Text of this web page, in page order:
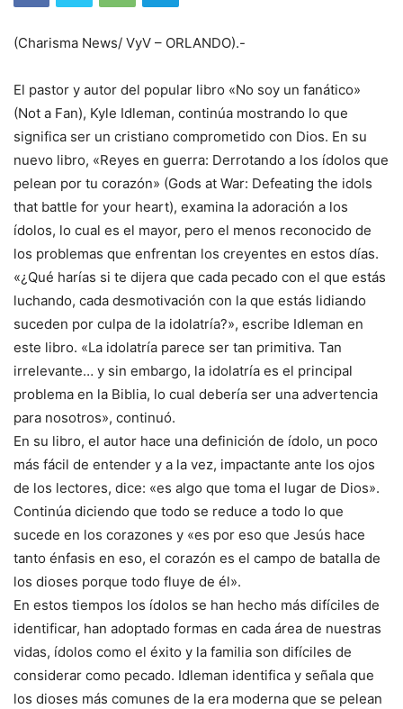
(Charisma News/ VyV – ORLANDO).-
El pastor y autor del popular libro «No soy un fanático»
(Not a Fan), Kyle Idleman, continúa mostrando lo que
significa ser un cristiano comprometido con Dios. En su
nuevo libro, «Reyes en guerra: Derrotando a los ídolos que
pelean por tu corazón» (Gods at War: Defeating the idols
that battle for your heart), examina la adoración a los
ídolos, lo cual es el mayor, pero el menos reconocido de
los problemas que enfrentan los creyentes en estos días.
«¿Qué harías si te dijera que cada pecado con el que estás
luchando, cada desmotivación con la que estás lidiando
suceden por culpa de la idolatría?», escribe Idleman en
este libro. «La idolatría parece ser tan primitiva. Tan
irrelevante… y sin embargo, la idolatría es el principal
problema en la Biblia, lo cual debería ser una advertencia
para nosotros», continuó.
En su libro, el autor hace una definición de ídolo, un poco
más fácil de entender y a la vez, impactante ante los ojos
de los lectores, dice: «es algo que toma el lugar de Dios».
Continúa diciendo que todo se reduce a todo lo que
sucede en los corazones y «es por eso que Jesús hace
tanto énfasis en eso, el corazón es el campo de batalla de
los dioses porque todo fluye de él».
En estos tiempos los ídolos se han hecho más difíciles de
identificar, han adoptado formas en cada área de nuestras
vidas, ídolos como el éxito y la familia son difíciles de
considerar como pecado. Idleman identifica y señala que
los dioses más comunes de la era moderna que se pelean